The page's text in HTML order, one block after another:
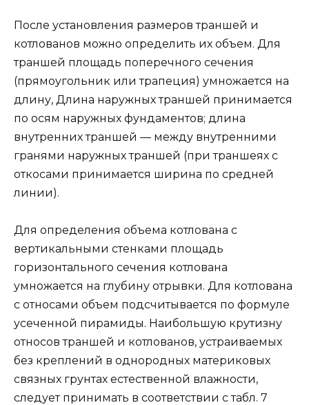
После установления размеров траншей и
котлованов можно определить их объем. Для
траншей площадь поперечного сечения
(прямоугольник или трапеция) умножается на
длину, Длина наружных траншей принимается
по осям наружных фундаментов; длина
внутренних траншей — между внутренними
гранями наружных траншей (при траншеях с
откосами принимается ширина по средней
линии).
Для определения объема котлована с
вертикальными стенками площадь
горизонтального сечения котлована
умножается на глубину отрывки. Для котлована
с относами объем подсчитывается по формуле
усеченной пирамиды. Наибольшую крутизну
относов траншей и котлованов, устраиваемых
без креплений в однородных материковых
связных грунтах естественной влажности,
следует принимать в соответствии с табл. 7